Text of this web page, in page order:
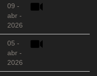
09 -
abr -
2026
05 -
abr -
2026